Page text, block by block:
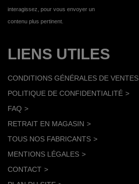
interagissez, pour vous envoyer un
contenu plus pertinent.
LIENS UTILES
CONDITIONS GÉNÉRALES DE VENTES
POLITIQUE DE CONFIDENTIALITÉ
FAQ
RETRAIT EN MAGASIN
TOUS NOS FABRICANTS
MENTIONS LÉGALES
CONTACT